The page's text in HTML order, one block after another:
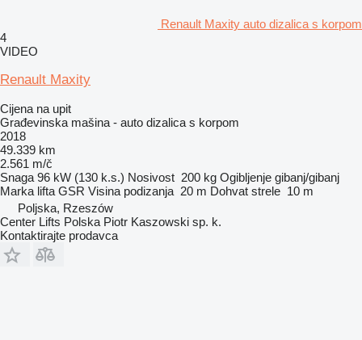
Renault Maxity auto dizalica s korpom
4
VIDEO
Renault Maxity
Cijena na upit
Građevinska mašina - auto dizalica s korpom
2018
49.339 km
2.561 m/č
Snaga 96 kW (130 k.s.) Nosivost 200 kg Ogibljenje gibanj/gibanj
Marka lifta GSR Visina podizanja 20 m Dohvat strele 10 m
Poljska, Rzeszów
Center Lifts Polska Piotr Kaszowski sp. k.
Kontaktirajte prodavca